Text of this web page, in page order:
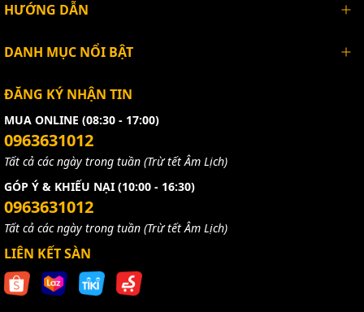
HƯỚNG DẪN
DANH MỤC NỔI BẬT
ĐĂNG KÝ NHẬN TIN
MUA ONLINE (08:30 - 17:00)
0963631012
Tất cả các ngày trong tuần (Trừ tết Âm Lịch)
GÓP Ý & KHIẾU NẠI (10:00 - 16:30)
0963631012
Tất cả các ngày trong tuần (Trừ tết Âm Lịch)
LIÊN KẾT SÀN